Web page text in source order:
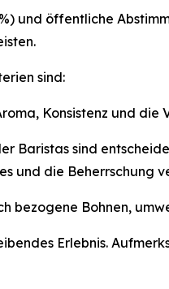
und öffentliche
sind:
Konsistenz und
Baristas sind
und die Beherrschung
bezogene Bohnen,
Erlebnis.